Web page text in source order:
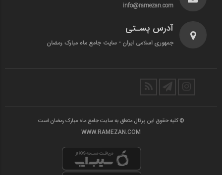
info@ramezan.com
آدرس پسـتی
جمهوری اسلامی ایران - سایت جامع ماه مبارک رمضان
© کلیه حقوق این پرتال متعلق به سایت جامع ماه مبارک رمضان است
WWW.RAMEZAN.COM